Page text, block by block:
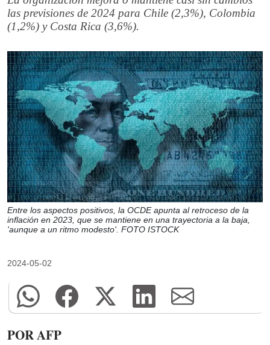
las previsiones de 2024 para Chile (2,3%), Colombia
(1,2%) y Costa Rica (3,6%).
Entre los aspectos positivos, la OCDE apunta al retroceso de la
inflación en 2023, que se mantiene en una trayectoria a la baja,
'aunque a un ritmo modesto'. FOTO ISTOCK
2024-05-02
POR AFP